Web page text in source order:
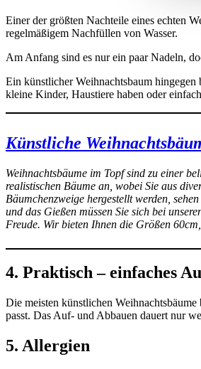
Einer der größten Nachteile eines echten
regelmäßigem Nachfüllen von Wasser.
Am Anfang sind es nur ein paar Nadeln,
Ein künstlicher Weihnachtsbaum hingegen
kleine Kinder, Haustiere haben oder
Künstliche
Weihnachtsbäume im Topf sind zu einer
realistischen Bäume an, wobei Sie aus
Bäumchenzweige hergestellt werden,
und das Gießen müssen Sie sich bei
Freude. Wir bieten Ihnen die Größen
4. Praktisch – einfaches
Die meisten künstlichen
passt. Das Auf- und Abbauen dauert nur
5. Allergien